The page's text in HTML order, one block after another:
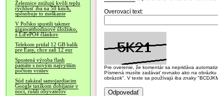
Železnice znižujú kvôli teplu
rýchlosť iba na 50 km/h,
spôsobuje to meškanie
V Poľsku spustili takmer
gigawatthodinové úložisko,
z LiFePO4 článkov
Telekom pridal 12 GB balík
pre Easy, chce zaň 12 eur
Spustená výroba flash
pamäte s novým najvyšším
počtom vrstiev
Súd zakázal samojazdiacim
Google taxíkom dobíjanie v
noci, rušili obyvateľov
Overovací text:
Pre overenie, že komentár sa nepridáva
Písmená musíte zadávať rovnako ako na
obrázok". V texte sa používajú iba znaky